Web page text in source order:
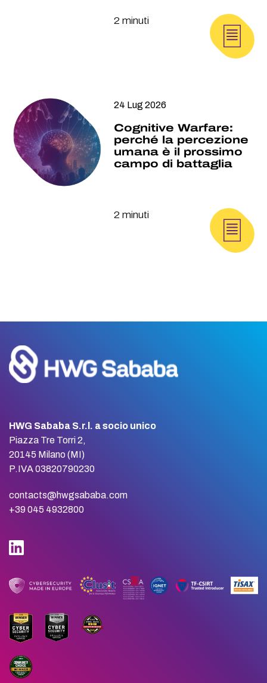
2 minuti
24 Lug 2026
Cognitive Warfare:
perché la percezione
umana è il prossimo
campo di battaglia
2 minuti
HWG Sababa S.r.l. a socio unico
Piazza Tre Torri 2,
20145 Milano (MI)
P.IVA 03820790230
contacts@hwgsababa.com
+39 045 4932800